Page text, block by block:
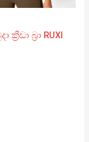
ක්‍රීඩා බ්‍රා RUXI